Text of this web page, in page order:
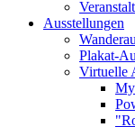
Ausstellungen
Plakat-
Virtuelle